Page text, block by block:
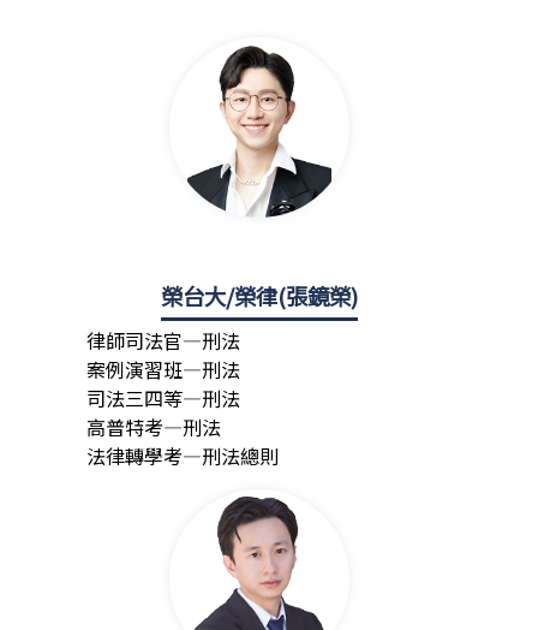
榮台大/榮律(張鏡榮)
律師司法官—刑法
案例演習班—刑法
司法三四等—刑法
高普特考—刑法
法律轉學考—刑法總則